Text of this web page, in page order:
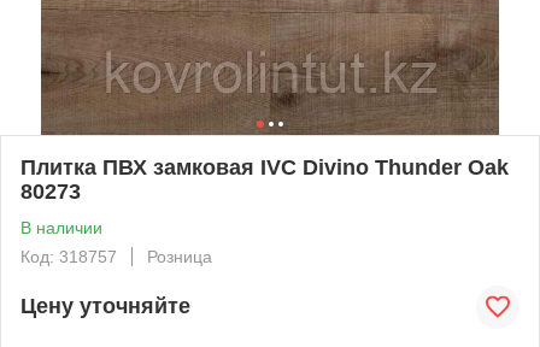
Плитка ПВХ замковая IVC Divino Thunder Oak
80273
В наличии
Код: 318757
Розница
Цену уточняйте